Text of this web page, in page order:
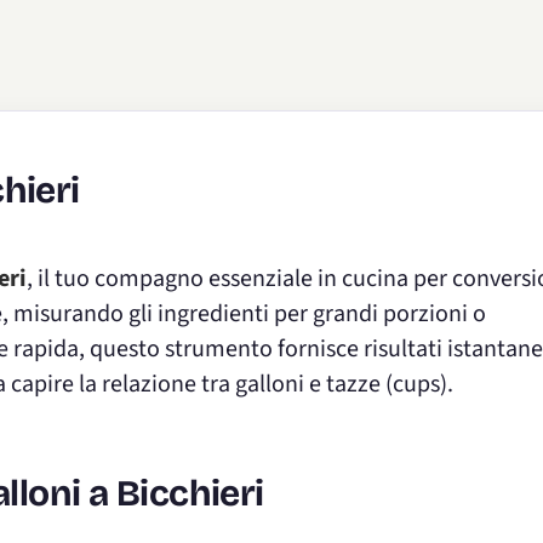
, il tuo compagno essenziale in cucina per
misurando gli ingredienti per grandi porzioni o
rapida, questo strumento fornisce risultati
la relazione tra galloni e tazze (cups).
a Bicchieri